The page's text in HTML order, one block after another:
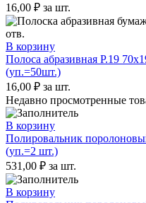
16,00 ₽ за шт.
В корзину
Полоса абразивная P.19
(уп.=50шт.)
16,00 ₽ за шт.
Недавно просмотренные
В корзину
Полировальник
(уп.=2 шт.)
531,00 ₽ за шт.
В корзину